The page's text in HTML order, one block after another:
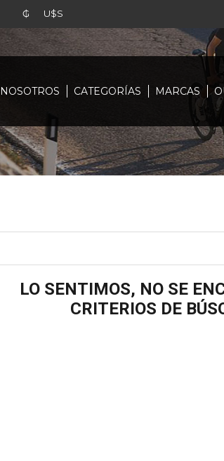
₲ U$S
NOSOTROS CATEGORÍAS MARCAS
LO SENTIMOS, NO SE
CRITERIOS DE